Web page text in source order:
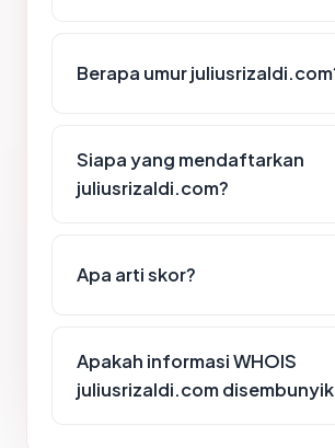
Berapa umur
Siapa yang mendaftarkan
juliusrizaldi.com?
Apa arti skor?
Apakah informasi WHOIS
juliusrizaldi.com